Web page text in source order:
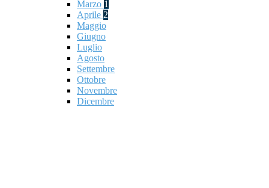
Marzo 1
Aprile 2
Maggio
Giugno
Luglio
Agosto
Settembre
Ottobre
Novembre
Dicembre